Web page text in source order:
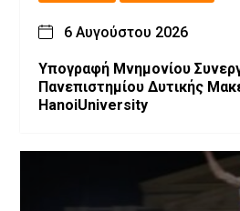
6 Αυγούστου 2026
Υπογραφή Μνημονίου
Πανεπιστημίου Δυτικής
HanoiUniversity